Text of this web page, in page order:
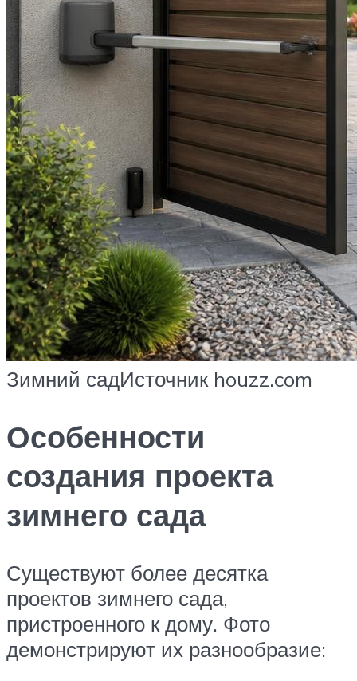
Зимний садИсточник houzz.com
Особенности
создания проекта
зимнего сада
Существуют более десятка
проектов зимнего сада,
пристроенного к дому. Фото
демонстрируют их разнообразие: